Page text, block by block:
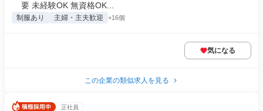
要 未経験OK 無資格OK...
制服あり 主婦・主夫歓迎 +16個
気になる
この企業の類似求人を見る
正社員